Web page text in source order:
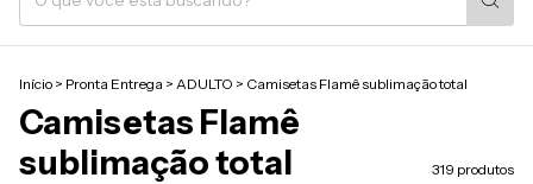
Início > Pronta Entrega > ADULTO > Camisetas Flamê sublimação total
Camisetas Flamê
sublimação total
319 produtos